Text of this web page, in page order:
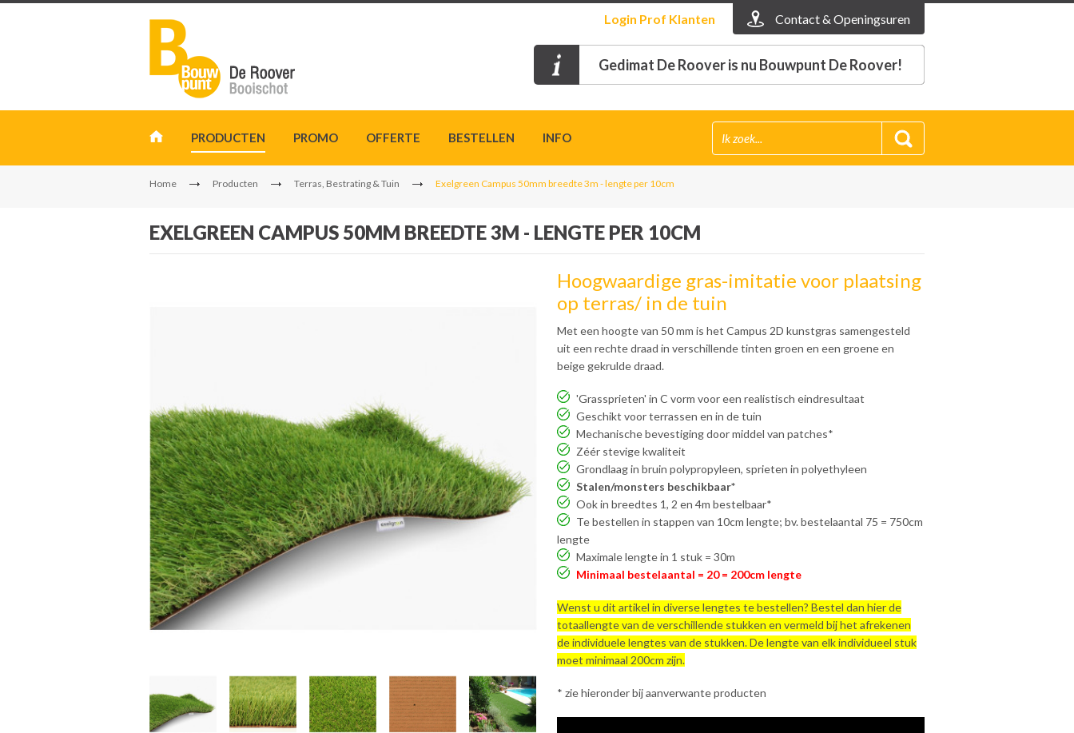
Login Prof Klanten Contact & Openingsuren
Gedimat De Roover is nu Bouwpunt De Roover!
PRODUCTEN PROMO OFFERTE BESTELLEN INFO
Home Producten Terras, Bestrating & Tuin Exelgreen Campus 50mm breedte 3m - lengte per 10cm
EXELGREEN CAMPUS 50MM BREEDTE 3M - LENGTE PER 10CM
Hoogwaardige gras-imitatie voor plaatsing
op terras/ in de tuin
Met een hoogte van 50 mm is het Campus 2D kunstgras samengesteld
uit een rechte draad in verschillende tinten groen en een groene en
beige gekrulde draad.
'Grassprieten' in C vorm voor een realistisch eindresultaat
Geschikt voor terrassen en in de tuin
Mechanische bevestiging door middel van patches*
Zéér stevige kwaliteit
Grondlaag in bruin polypropyleen, sprieten in polyethyleen
Stalen/monsters beschikbaar*
Ook in breedtes 1, 2 en 4m bestelbaar*
Te bestellen in stappen van 10cm lengte; bv. bestelaantal 75 = 750cm
lengte
Maximale lengte in 1 stuk = 30m
Minimaal bestelaantal = 20 = 200cm lengte
Wenst u dit artikel in diverse lengtes te bestellen? Bestel dan hier de
totaallengte van de verschillende stukken en vermeld bij het afrekenen
de individuele lengtes van de stukken. De lengte van elk individueel stuk
moet minimaal 200cm zijn.
* zie hieronder bij aanverwante producten